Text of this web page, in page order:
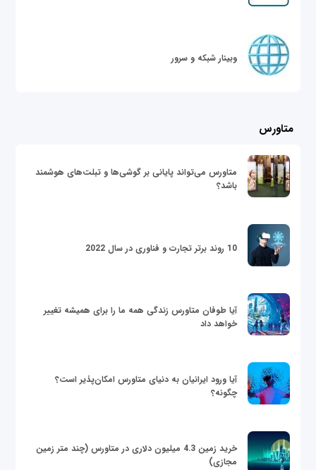
وبینار شبکه و سرور
متاورس
متاورس می‌تواند پایانی بر گوشی‌ها و تبلت‌های هوشمند
باشد؟
10 روند برتر تجارت و فناوری در سال 2022
آیا طوفان متاورس زندگی همه ما را برای همیشه تغییر
خواهد داد
آیا ورود ایرانیان به دنیای متاورس امکان‌پذیر است؟
چگونه؟
خرید زمین 4.3 میلیون دلاری در متاورس (چند متر زمین
مجازی)